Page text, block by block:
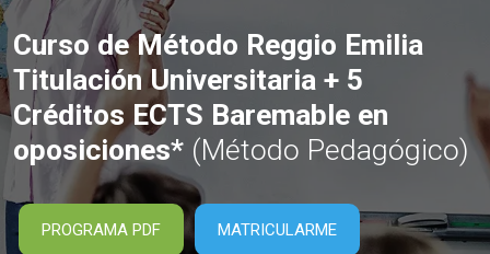
Curso de Método Reggio Emilia
Titulación Universitaria + 5
Créditos ECTS Baremable en
oposiciones* (Método Pedagógico)
PROGRAMA PDF MATRICULARME